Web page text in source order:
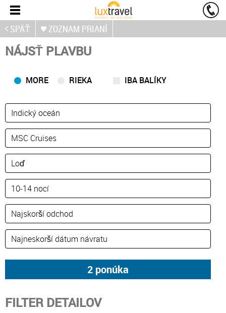
SPÄŤ ZOZNAM PRIANÍ
NÁJSŤ PLAVBU
MORE RIEKA IBA BALÍKY
FILTER DETAILOV